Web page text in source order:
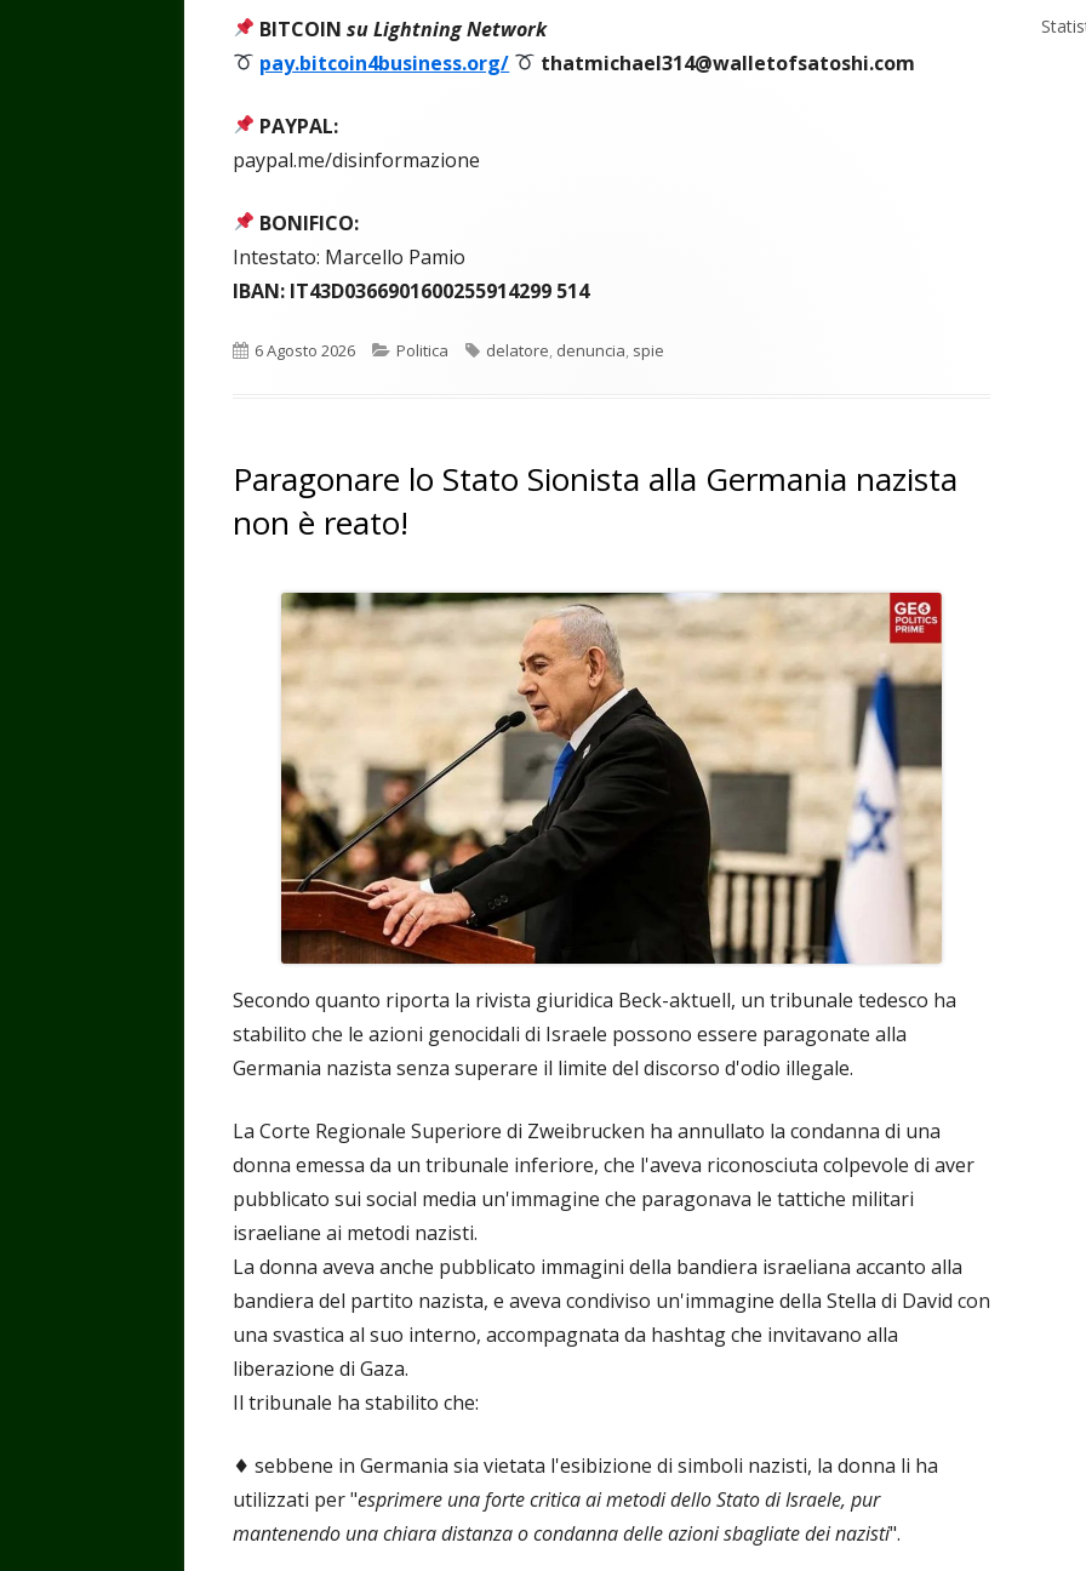
BITCOIN su Lightning Network
pay.bitcoin4business.org/
thatmichael314@walletofsatoshi.com
PAYPAL:
paypal.me/disinformazione
BONIFICO:
Intestato: Marcello Pamio
IBAN: IT43D0366901600255914299 514
Pubblicato
6 Agosto 2026 Categorie
Politica Tag
delatore denuncia spie
Paragonare lo Stato Sionista alla Germania nazista
non è reato!
Secondo quanto riporta la rivista giuridica Beck-aktuell, un tribunale tedesco ha
stabilito che le azioni genocidali di Israele possono essere paragonate alla
Germania nazista senza superare il limite del discorso d'odio illegale.
La Corte Regionale Superiore di Zweibrucken ha annullato la condanna di una
donna emessa da un tribunale inferiore, che l'aveva riconosciuta colpevole di aver
pubblicato sui social media un'immagine che paragonava le tattiche militari
israeliane ai metodi nazisti.
La donna aveva anche pubblicato immagini della bandiera israeliana accanto alla
bandiera del partito nazista, e aveva condiviso un'immagine della Stella di David con
una svastica al suo interno, accompagnata da hashtag che invitavano alla
liberazione di Gaza.
Il tribunale ha stabilito che:
♦️ sebbene in Germania sia vietata l'esibizione di simboli nazisti, la donna li ha
utilizzati per "esprimere una forte critica ai metodi dello Stato di Israele, pur
mantenendo una chiara distanza o condanna delle azioni sbagliate dei nazisti".